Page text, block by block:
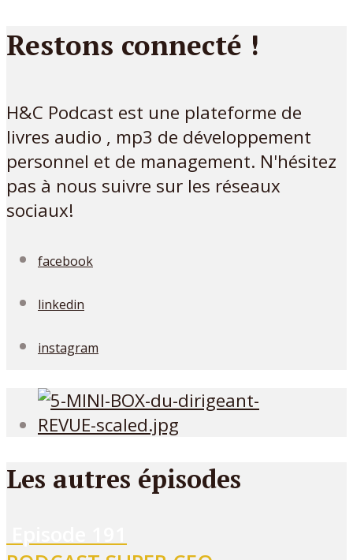
Restons connecté !
H&C Podcast est une plateforme de
livres audio , mp3 de développement
personnel et de management. N'hésitez
pas à nous suivre sur les réseaux
sociaux!
facebook
linkedin
instagram
Les autres épisodes